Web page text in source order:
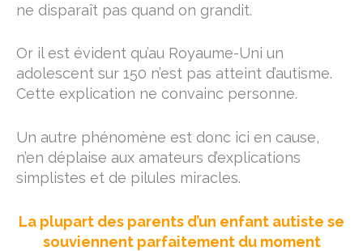
ne disparaît pas quand on grandit.
Or il est évident qu’au Royaume-Uni un
adolescent sur 150 n’est pas atteint d’autisme.
Cette explication ne convainc personne.
Un autre phénomène est donc ici en cause,
n’en déplaise aux amateurs d’explications
simplistes et de pilules miracles.
La plupart des parents d’un enfant autiste se
souviennent parfaitement du moment